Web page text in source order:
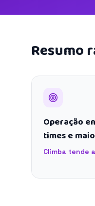
Resumo
Operação
times e
Climba tende